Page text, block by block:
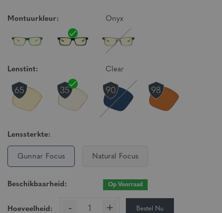
Montuurkleur: Onyx
Lenstint: Clear
Lenssterkte:
Gunnar Focus Natural Focus
Beschikbaarheid: Op Voorraad
Hoeveelheid: - + Bestel Nu